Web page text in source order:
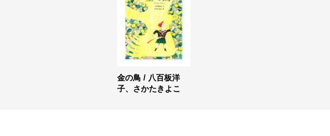
金の鳥 / 八百板洋
子、さかたきよこ